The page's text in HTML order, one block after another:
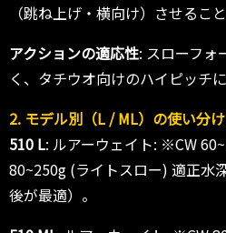
（跳ね上げ・横向け）させるこ
アクションの適応性: スローフォ
く、タチウオ向けのハイピッチ
2. モデル別（L / ML）の使い分
510 L: ルアーウェイト: ※CW
80~250g (ライトスロー) 適正水
後が最適）。